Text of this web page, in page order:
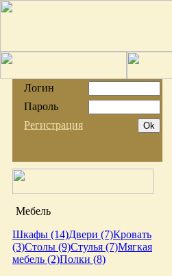
Логин
Пароль
Регистрация
Мебель
Шкафы (14)Двери (7)Кровать
(3)Столы (9)Стулья (7)Мягкая
мебель (2)Полки (8)